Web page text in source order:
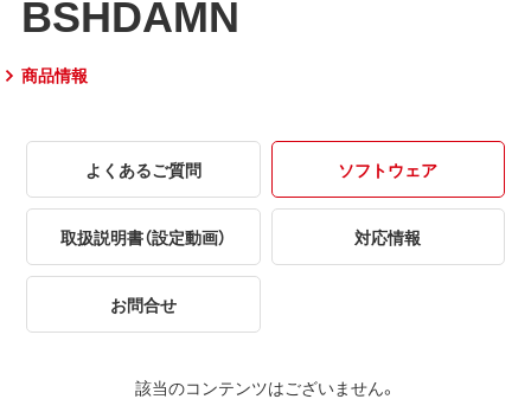
BSHDAMN
商品情報
よくあるご質問 ソフトウェア
取扱説明書（設定動画） 対応情報
お問合せ
該当のコンテンツはございません。